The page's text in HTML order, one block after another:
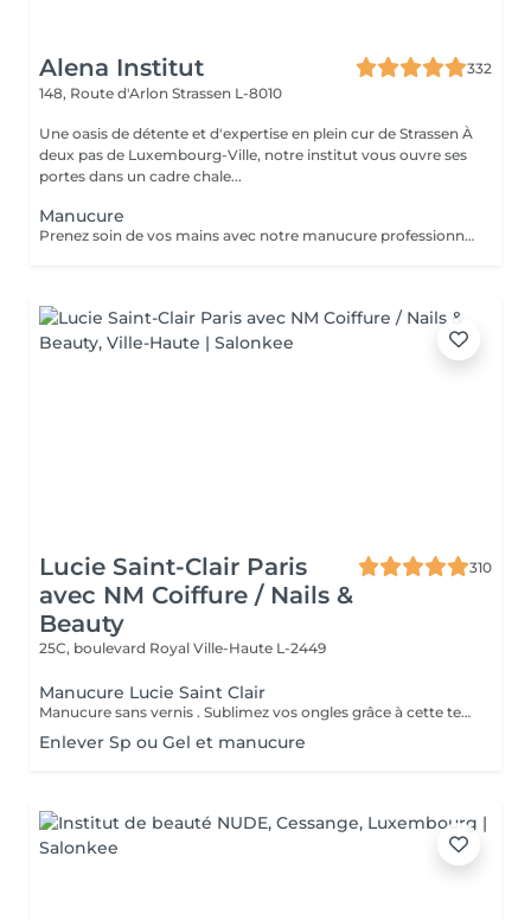
Alena Institut
332
148, Route d'Arlon Strassen L-8010
Une oasis de détente et d'expertise en plein cur de Strassen À
deux pas de Luxembourg-Ville, notre institut vous ouvre ses
portes dans un cadre chale...
Manucure
Prenez soin de vos mains avec notre manucure professionnelle, pour des ongles soignés et une peau douce. - Limage et modelage précis des ongles - Soin des cuticules et hydratation des mains - Finition base fortifiante ou non Chaque séance est réalisée avec soin pour un résultat élégant et raffiné.
Lucie Saint-Clair Paris
avec NM Coiffure / Nails &
Beauty
310
25C, boulevard Royal Ville-Haute L-2449
Manucure Lucie Saint Clair
Manucure sans vernis . Sublimez vos ongles grâce à cette technique naturelle qui comprend une mise en forme, une élimination tout en douceur de la cuticule. Les ongles retrouvent leur éclat naturel . Manucure avec vernis. Sublimez vos ongles grâce à cette technique naturelle qui comprend une mise en forme, une élimination tout en douceur de la cuticule. Finition complète et impeccable grâce a la pose de vernis.
Enlever Sp ou Gel et manucure